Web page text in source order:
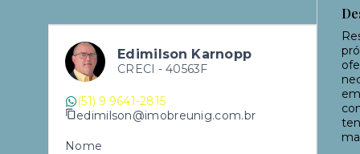
Edimilson Karnopp
CRECI - 40563F
(51) 9 9641-2815
edimilson@imobreunig.com.br
Nome